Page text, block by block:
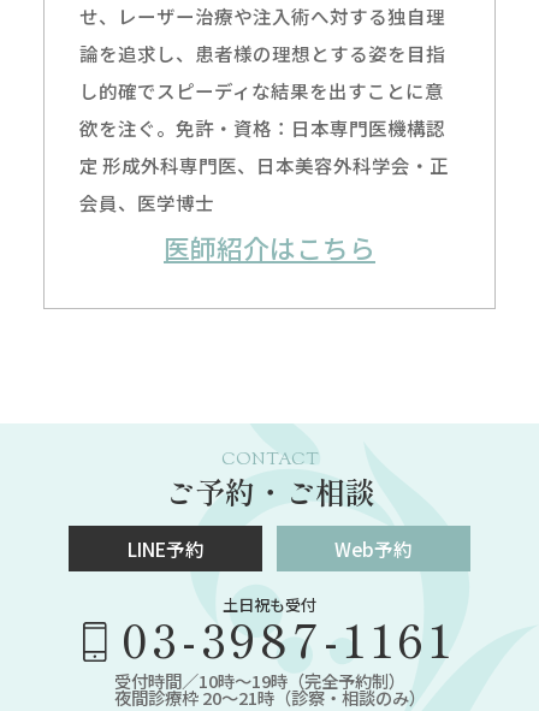
せ、レーザー治療や注入術へ対する独自理
論を追求し、患者様の理想とする姿を目指
し的確でスピーディな結果を出すことに意
欲を注ぐ。免許・資格：日本専門医機構認
定 形成外科専門医、日本美容外科学会・正
会員、医学博士
医師紹介はこちら
CONTACT
ご予約・ご相談
LINE予約 Web予約
土日祝も受付
03-3987-1161
受付時間／10時～19時（完全予約制）
夜間診療枠 20～21時（診察・相談のみ）